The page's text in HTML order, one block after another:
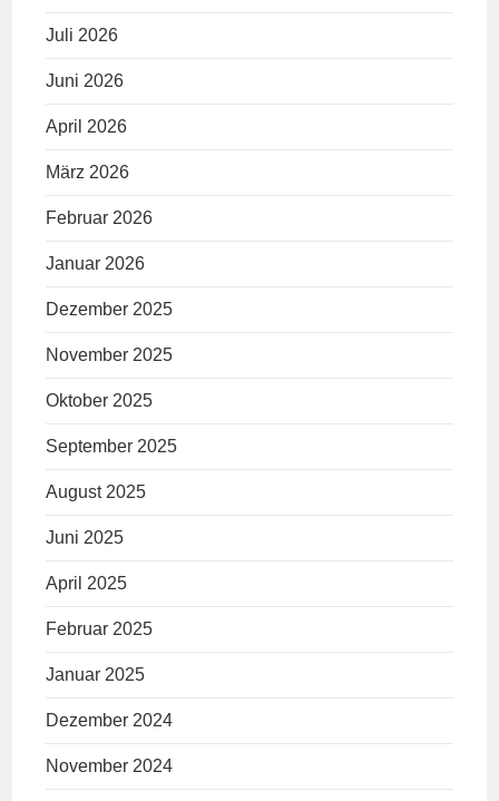
Juli 2026
Juni 2026
April 2026
März 2026
Februar 2026
Januar 2026
Dezember 2025
November 2025
Oktober 2025
September 2025
August 2025
Juni 2025
April 2025
Februar 2025
Januar 2025
Dezember 2024
November 2024